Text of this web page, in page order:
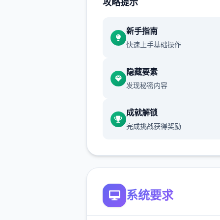
通过挖宝过来赚钱（钱可以买
列干项中不断提升己己，也不
升着妹子们的好感度，也不断
攻略提示
新手指南
快速上手基础操作
隐藏要素
发现秘密内容
成就解锁
完成挑战获得奖励
系统要求